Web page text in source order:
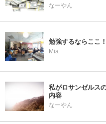
なーやん
勉強するならここ
Mia
私がロサンゼルス
内容
なーやん